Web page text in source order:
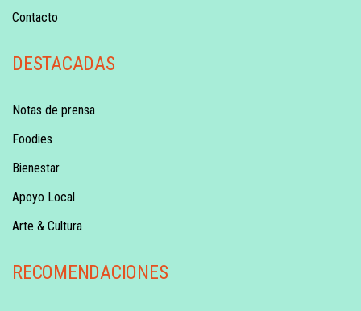
Contacto
DESTACADAS
Notas de prensa
Foodies
Bienestar
Apoyo Local
Arte & Cultura
RECOMENDACIONES